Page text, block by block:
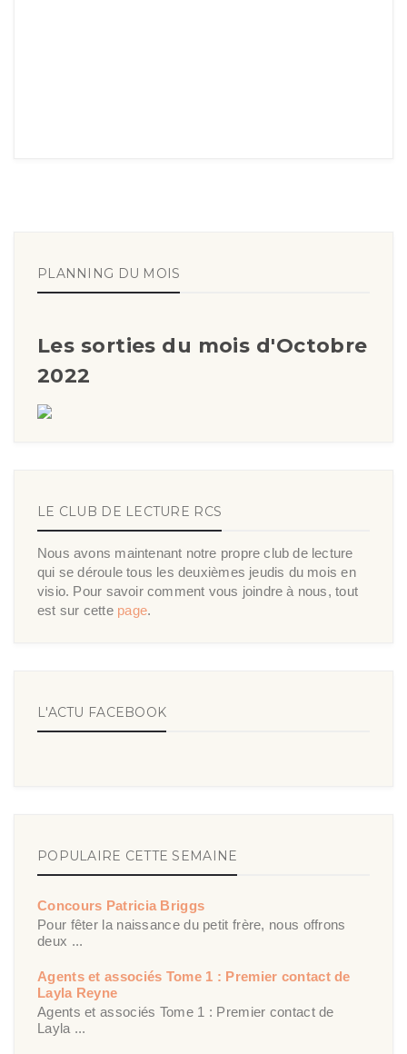
PLANNING DU MOIS
Les sorties du mois d'Octobre
2022
LE CLUB DE LECTURE RCS
Nous avons maintenant notre propre club de lecture
qui se déroule tous les deuxièmes jeudis du mois en
visio. Pour savoir comment vous joindre à nous, tout
est sur cette page.
L'ACTU FACEBOOK
POPULAIRE CETTE SEMAINE
Concours Patricia Briggs
Pour fêter la naissance du petit frère, nous offrons
deux ...
Agents et associés Tome 1 : Premier contact de
Layla Reyne
Agents et associés Tome 1 : Premier contact de
Layla ...